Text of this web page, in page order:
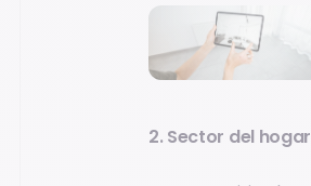
2. Sector del hogar